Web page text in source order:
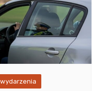
wydarzenia